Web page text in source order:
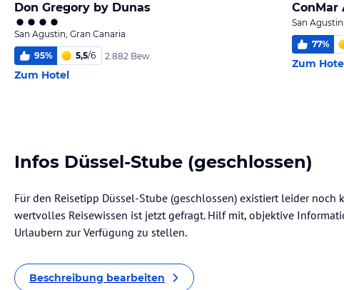
Don Gregory by Dunas
San Agustin, Gran Canaria
95% 5,5/6 2.882 Bew.
Zum Hotel
ConMar
San
77%
Zum
Infos Düssel-Stube (geschlossen)
Für den Reisetipp Düssel-Stube (geschlossen) existiert leider noch
wertvolles Reisewissen ist jetzt gefragt. Hilf mit, objektive
Urlaubern zur Verfügung zu stellen.
Beschreibung bearbeiten